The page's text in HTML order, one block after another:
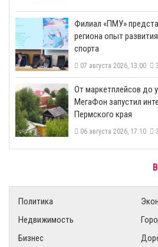
​Филиал «ПМУ»
региона опыт
спорта
07 августа 2026, 13:00
От маркетплейсов до
МегаФон запустил
Пермского края
06 августа 2026, 17:10
Политика
Недвижимость
Бизнес